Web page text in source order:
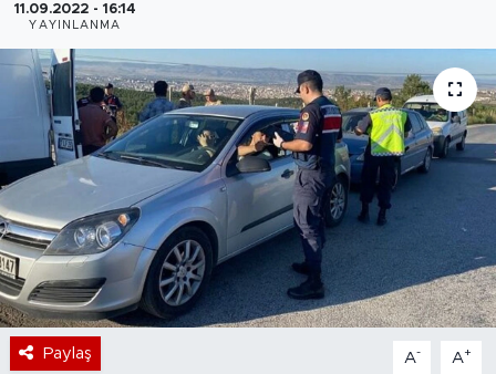
11.09.2022 - 16:14
YAYINLANMA
Paylaş A- A+
Sanat
Bölge
Teknoloji
Magazin
Dünya
Sektör